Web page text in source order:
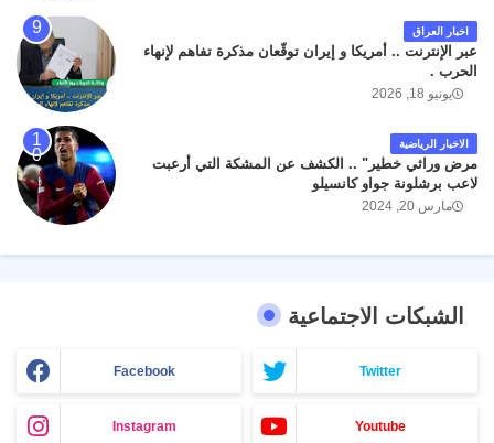
اخبار العراق
عبر الإنترنت .. أمريكا و إيران توقّعان مذكرة تفاهم لإنهاء
الحرب .
يونيو 18, 2026
الاخبار الرياضية
مرض وراثي خطير" .. الكشف عن المشكة التي أرعبت
لاعب برشلونة جواو كانسيلو
مارس 20, 2024
الشبكات الاجتماعية
Facebook Twitter
Instagram Youtube